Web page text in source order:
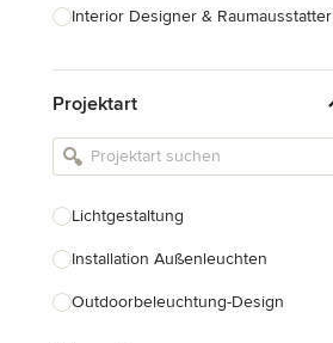
Interior Designer & Raumausstatter
Landschaftsarchitekten
Armaturen & Sanitärbedarf
Einbauschränke
Projektart
Lichtgestaltung
Installation Außenleuchten
Outdoorbeleuchtung-Design